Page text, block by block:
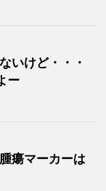
いけど・・・
ー
瘍マーカーは